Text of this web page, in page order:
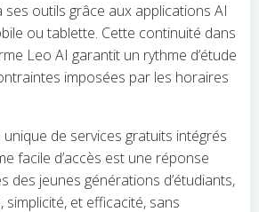
ses outils grâce aux applications AI
ou tablette. Cette continuité dans
Leo AI garantit un rythme d’étude
imposées par les horaires
de services gratuits intégrés
facile d’accès est une réponse
des jeunes générations d’étudiants,
simplicité, et efficacité, sans